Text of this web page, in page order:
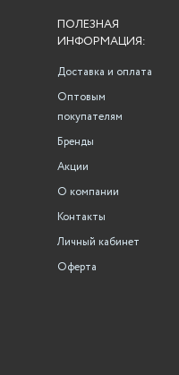
ПОЛЕЗНАЯ
ИНФОРМАЦИЯ:
Доставка и оплата
Оптовым
покупателям
Бренды
Акции
О компании
Контакты
Личный кабинет
Оферта